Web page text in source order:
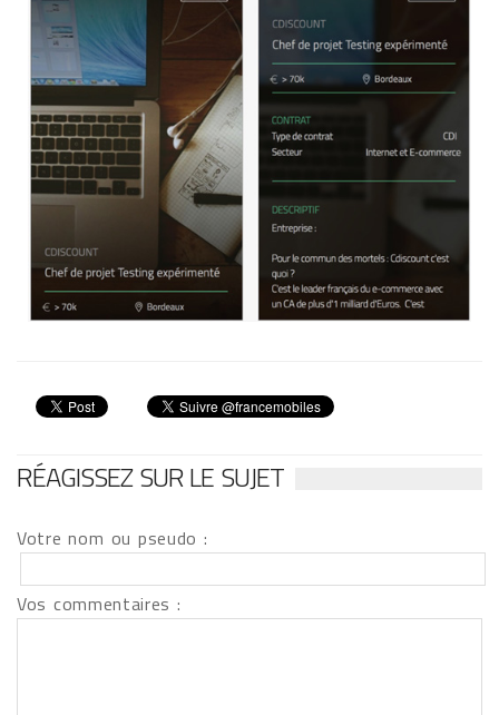
RÉAGISSEZ SUR LE SUJET
Votre nom ou pseudo :
Vos commentaires :